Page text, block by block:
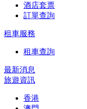
酒店套票
訂單查詢
租車服務
租車查詢
最新消息
旅遊資訊
香港